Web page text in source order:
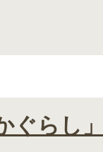
ぐらし